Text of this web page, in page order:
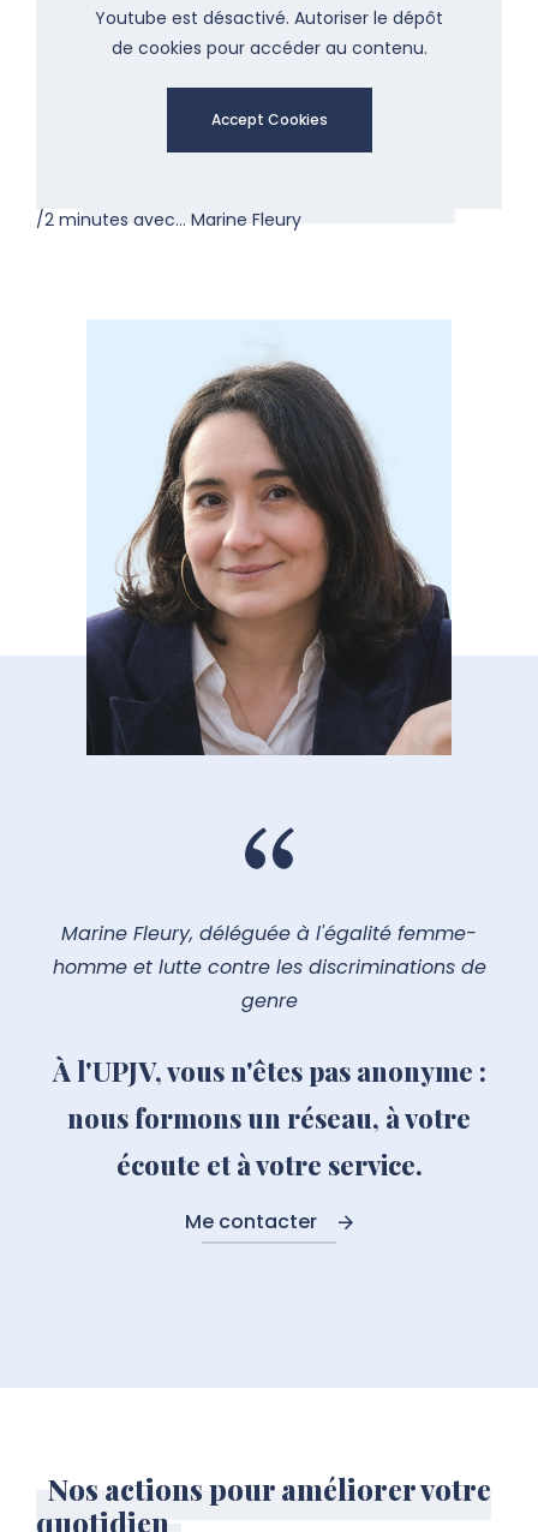
Youtube est désactivé. Autoriser le dépôt
de cookies pour accéder au contenu.
Accept Cookies
/2 minutes avec… Marine Fleury
À l'UPJV, vous n'êtes pas anonyme :
nous formons un réseau, à votre
écoute et à votre service.
Marine Fleury, déléguée à l'égalité femme-
homme et lutte contre les discriminations de
genre
Me contacter
Nos actions pour améliorer votre
quotidien